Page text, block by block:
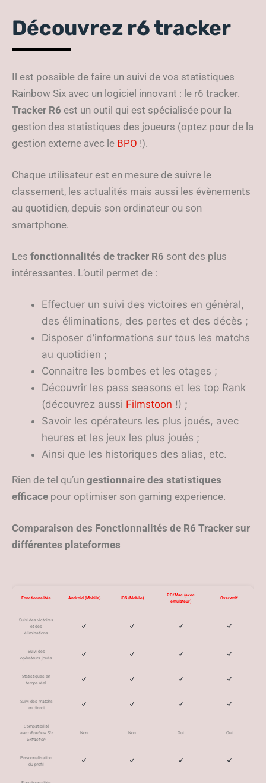
Découvrez r6 tracker
Il est possible de faire un suivi de vos statistiques
Rainbow Six avec un logiciel innovant : le r6 tracker.
Tracker R6 est un outil qui est spécialisée pour la
gestion des statistiques des joueurs (optez pour de la
gestion externe avec le BPO !).
Chaque utilisateur est en mesure de suivre le
classement, les actualités mais aussi les évènements
au quotidien, depuis son ordinateur ou son
smartphone.
Les fonctionnalités de tracker R6 sont des plus
intéressantes. L’outil permet de :
Effectuer un suivi des victoires en général,
des éliminations, des pertes et des décès ;
Disposer d’informations sur tous les matchs
au quotidien ;
Connaitre les bombes et les otages ;
Découvrir les pass seasons et les top Rank
(découvrez aussi Filmstoon !) ;
Savoir les opérateurs les plus joués, avec
heures et les jeux les plus joués ;
Ainsi que les historiques des alias, etc.
Rien de tel qu’un gestionnaire des statistiques
efficace pour optimiser son gaming experience.
Comparaison des Fonctionnalités de R6 Tracker sur
différentes plateformes
Fonctionnalités Android (Mobile) iOS (Mobile)
PC/Mac (avec
émulateur)
Overwolf
Suivi des victoires
et des
éliminations
Suivi des
opérateurs joués
Statistiques en
temps réel
Suivi des matchs
en direct
Compatibilité
avec Rainbow Six
Extraction
Non Non Oui Oui
Personnalisation
du profil